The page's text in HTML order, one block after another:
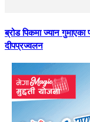
ब्रोड पिकमा ज्यान गुमाएका
दीपप्रज्वलन